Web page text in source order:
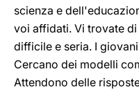
scienza e
voi affidati. Vi trovate
difficile e seria. I
Cercano dei modelli
Attendono delle